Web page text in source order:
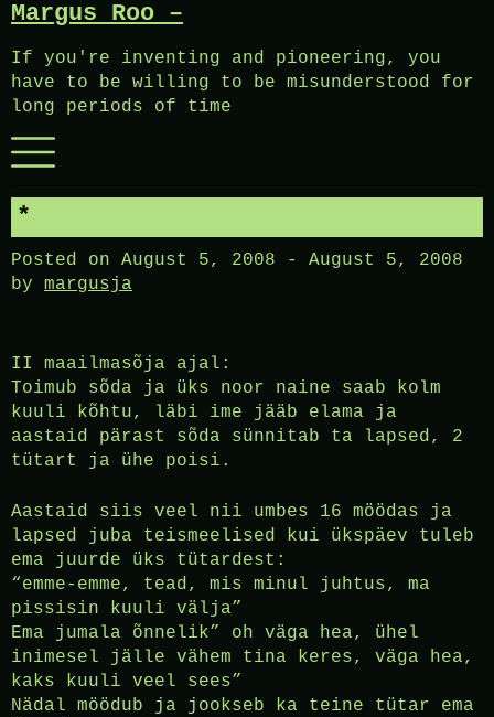
Skip
content
Margus Roo –
If you're inventing and pioneering, you
have to be willing to be misunderstood for
long periods of time
Menu
*
Posted on August 5, 2008 - August 5, 2008
by margusja
II maailmasõja ajal:
Toimub sõda ja üks noor naine saab kolm
kuuli kõhtu, läbi ime jääb elama ja
aastaid pärast sõda sünnitab ta lapsed, 2
tütart ja ühe poisi.
Aastaid siis veel nii umbes 16 möödas ja
lapsed juba teismeelised kui ükspäev tuleb
ema juurde üks tütardest:
“emme-emme, tead, mis minul juhtus, ma
pissisin kuuli välja”
Ema jumala õnnelik” oh väga hea, ühel
inimesel jälle vähem tina keres, väga hea,
kaks kuuli veel sees”
Nädal möödub ja jookseb ka teine tütar ema